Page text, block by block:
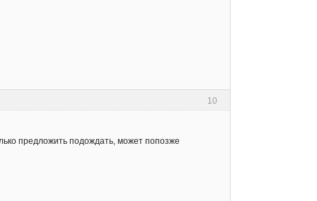
10
предложить подождать, может попозже